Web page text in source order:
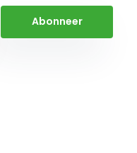
Abonneer